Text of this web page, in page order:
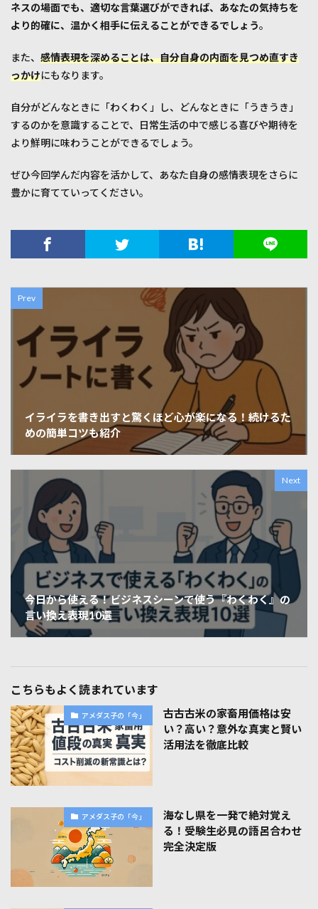
ネスの場面でも、適切な言葉選びができれば、あなたの気持ちを
より的確に、温かく相手に伝えることができるでしょう。
また、 感情表現を深めることは、自分自身の内面を見つめ直すき
っかけにもなります。
自分がどんなときに「わくわく」し、どんなときに「うきうき」
するのかを意識することで、日常生活の中で感じる喜びや期待を
より鮮明に味わうことができるでしょう。
ぜひ今回学んだ内容を活かして、あなた自身の感情表現をさらに
豊かに育てていってください。
Prev
イライラを書き出すと驚くほど心が楽になる！続けるた
めの簡単コツも紹介
Next
今日から使える！ビジネスシーンで使う『わくわく』の
言い換え表現10選
こちらもよく読まれています
アメダス子の「今」
古古古米の家畜用価格は安
い？高い？意外な真実と賢い
活用法を徹底比較
アメダス子の「今」
海なし県を一発で絶対覚え
る！受験生必見の語呂合わせ
完全決定版